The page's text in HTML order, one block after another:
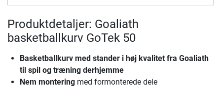
Produktdetaljer: Goaliath
basketballkurv GoTek 50
Basketballkurv med stander i høj kvalitet fra Goaliath
til spil og træning derhjemme
Nem montering med formonterede dele